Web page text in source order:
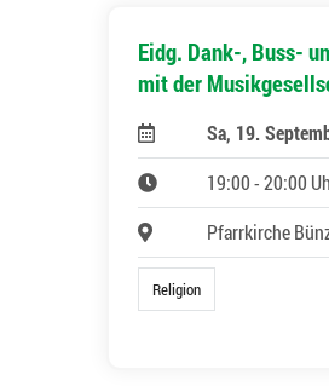
Eidg. Dank-, Buss-
mit der
Sa, 19.
19:00 - 20:00
Pfarrkirche
Religion